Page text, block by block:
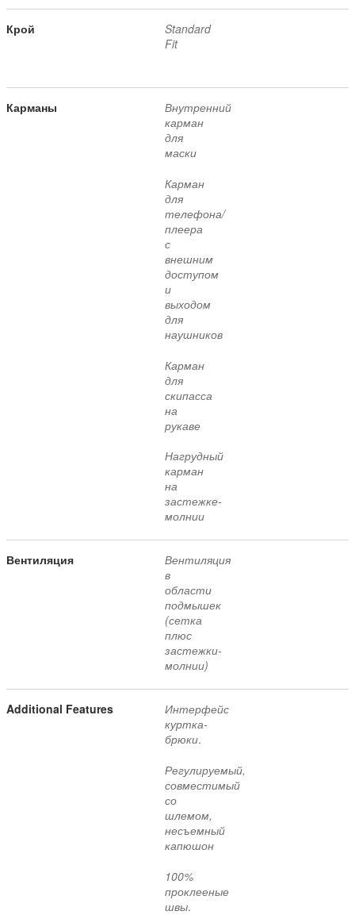
Крой
Standard
Fit
Карманы
Внутренний
карман
для
маски
Карман
для
телефона/
плеера
с
внешним
доступом
и
выходом
для
наушников
Карман
для
скипасса
на
рукаве
Нагрудный
карман
на
застежке-
молнии
Вентиляция
Вентиляция
в
области
подмышек
(сетка
плюс
застежки-
молнии)
Additional Features
Интерфейс
куртка-
брюки.
Регулируемый,
совместимый
со
шлемом,
несъемный
капюшон
100%
проклееные
швы.